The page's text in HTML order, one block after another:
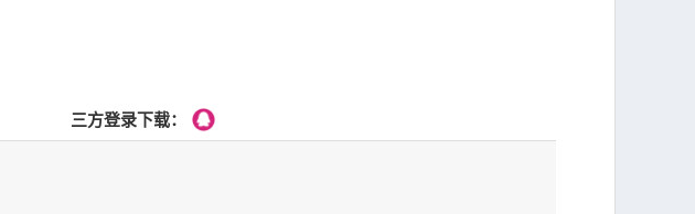
三方登录下载：